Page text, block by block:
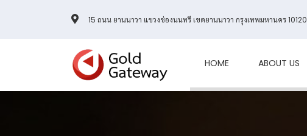
15 ถนน ยานนาวา แขวงช่องนนทรี เขตยานนาวา กรุงเทพมหานคร 10120
HOME ABOUT US